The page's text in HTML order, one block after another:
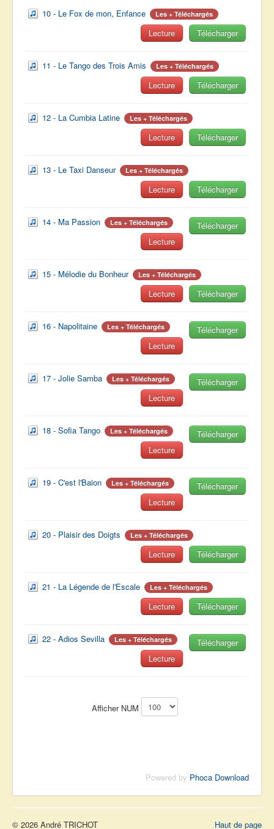
10 - Le Fox de mon, Enfance Les + Téléchargés
Télécharger
Lecture
11 - Le Tango des Trois Amis Les + Téléchargés
Télécharger
Lecture
12 - La Cumbia Latine Les + Téléchargés
Télécharger
Lecture
13 - Le Taxi Danseur Les + Téléchargés
Télécharger
Lecture
14 - Ma Passion Les + Téléchargés
Télécharger
Lecture
15 - Mélodie du Bonheur Les + Téléchargés
Télécharger
Lecture
16 - Napolitaine Les + Téléchargés
Télécharger
Lecture
17 - Jolie Samba Les + Téléchargés
Télécharger
Lecture
18 - Sofia Tango Les + Téléchargés
Télécharger
Lecture
19 - C'est l'Baion Les + Téléchargés
Télécharger
Lecture
20 - Plaisir des Doigts Les + Téléchargés
Télécharger
Lecture
21 - La Légende de l'Escale Les + Téléchargés
Télécharger
Lecture
22 - Adios Sevilla Les + Téléchargés
Télécharger
Lecture
Afficher NUM
Powered by Phoca Download
Haut de page
© 2026 André TRICHOT